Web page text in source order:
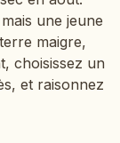
une jeune
maigre,
choisissez un
et raisonnez